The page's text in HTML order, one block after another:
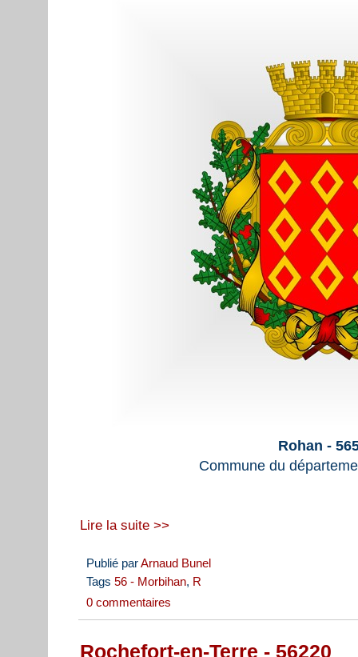
Rohan -
Commune du
Lire la suite >>
Publié parArnaud Bunel
Tags 56 - Morbihan, R
0 commentaires
Rochefort-en-Terre - 56220